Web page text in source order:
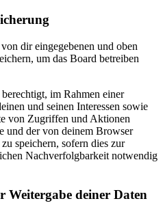
dir eingegebenen und oben
um das Board betreiben
im Rahmen einer
und seinen Interessen sowie
von Zugriffen und Aktionen
und der von deinem Browser
speichern, sofern dies zur
Nachverfolgbarkeit notwendig
Weitergabe deiner Daten